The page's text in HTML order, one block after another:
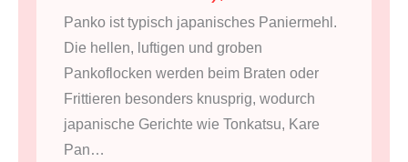
Panko ist typisch japanisches Paniermehl.
Die hellen, luftigen und groben
Pankoflocken werden beim Braten oder
Frittieren besonders knusprig, wodurch
japanische Gerichte wie Tonkatsu, Kare
Pan…